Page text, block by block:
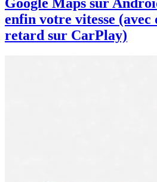
enfin votre vitesse (avec
retard sur CarPlay)